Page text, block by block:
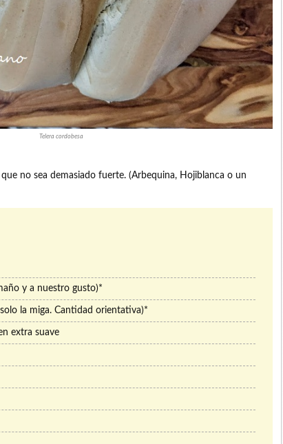
Telera cordobesa
no sea demasiado fuerte. (Arbequina, Hojiblanca o un
y a nuestro gusto)*
la miga. Cantidad orientativa)*
extra suave